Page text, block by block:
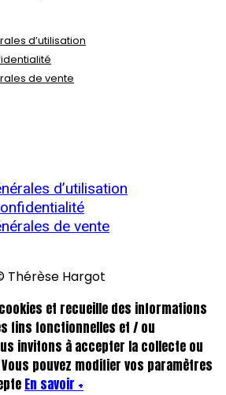
d’utilisation
de vente
d’utilisation
de vente
Thérèse Hargot
et recueille des informations
fins fonctionnelles et / ou
invitons à accepter la collecte ou
pouvez modifier vos paramètres
En savoir +